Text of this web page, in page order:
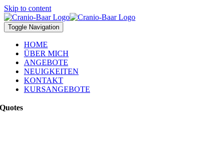
Skip to content
Toggle Navigation
HOME
ÜBER MICH
ANGEBOTE
NEUIGKEITEN
KONTAKT
KURSANGEBOTE
Quotes